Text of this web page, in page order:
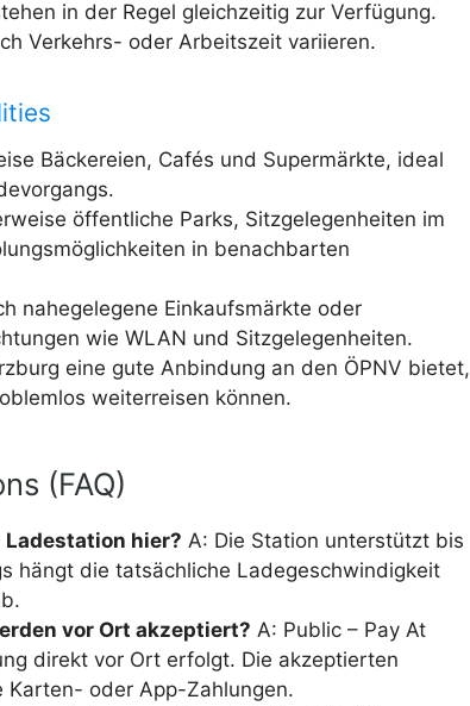
in der Regel gleichzeitig zur Verfügung.
Verkehrs- oder Arbeitszeit variieren.
Bäckereien, Cafés und Supermärkte, ideal
öffentliche Parks, Sitzgelegenheiten im
in benachbarten
nahegelegene Einkaufsmärkte oder
wie WLAN und Sitzgelegenheiten.
eine gute Anbindung an den ÖPNV bietet,
weiterreisen können.
(FAQ)
Ladestation hier? A: Die Station unterstützt bis
hängt die tatsächliche Ladegeschwindigkeit
vor Ort akzeptiert? A: Public – Pay At
direkt vor Ort erfolgt. Die akzeptierten
Karten- oder App-Zahlungen.